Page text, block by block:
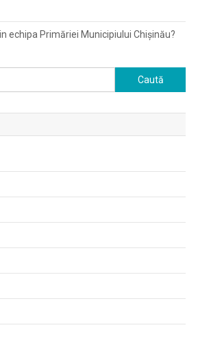
echipa Primăriei Municipiului Chișinău?
Caută
după: